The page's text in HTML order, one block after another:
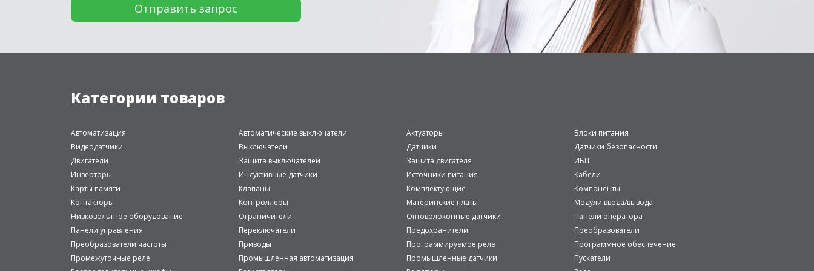
Категории товаров
Автоматизация Автоматические выключатели Актуаторы
Блоки питания
Видеодатчики
Выключатели Датчики
Датчики безопасности
Двигатели
Защита выключателей Защита двигателя
ИБП
Инверторы
Индуктивные датчики Источники питания
Кабели
Карты памяти
Клапаны Комплектующие
Компоненты
Контакторы
Контроллеры Материнские платы
Модули ввода/вывода
Низковольтное оборудование
Ограничители Оптоволоконные датчики
Панели оператора
Панели управления
Переключатели Предохранители
Преобразователи
Преобразователи частоты
Приводы Программируемое реле
Программное обеспечение
Промежуточные реле
Промышленная автоматизация Промышленные датчики
Пускатели